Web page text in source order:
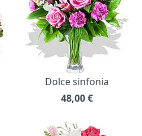
Dolce sinfonia
48,00€